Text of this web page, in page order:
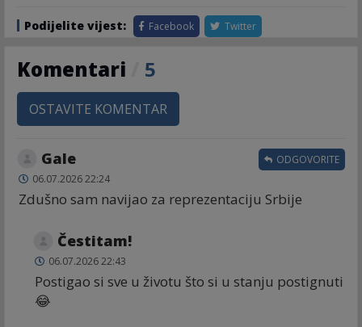
Podijelite vijest: Facebook Twitter
Komentari 5
OSTAVITE KOMENTAR
Gale
06.07.2026 22:24
Zdušno sam navijao za reprezentaciju Srbije
ODGOVORITE
Čestitam!
06.07.2026 22:43
Postigao si sve u životu što si u stanju postignuti
😂